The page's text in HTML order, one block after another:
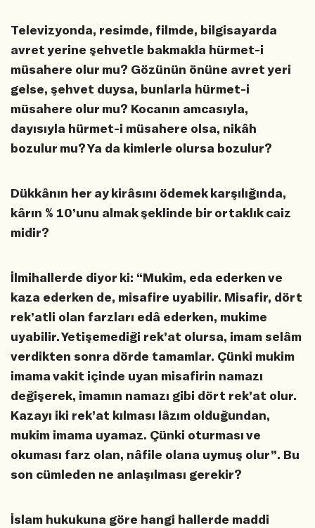
Televizyonda, resimde, filmde, bilgisayarda
avret yerine şehvetle bakmakla hürmet-i
müsahere olur mu? Gözünün önüne avret yeri
gelse, şehvet duysa, bunlarla hürmet-i
müsahere olur mu? Kocanın amcasıyla,
dayısıyla hürmet-i müsahere olsa, nikâh
bozulur mu? Ya da kimlerle olursa bozulur?
Dükkânın her ay kirâsını ödemek karşılığında,
kârın % 10’unu almak şeklinde bir ortaklık caiz
midir?
İlmihallerde diyor ki: “Mukim, eda ederken ve
kaza ederken de, misafire uyabilir. Misafir, dört
rek’atli olan farzları edâ ederken, mukime
uyabilir. Yetişemediği rek’at olursa, imam selâm
verdikten sonra dörde tamamlar. Çünki mukim
imama vakit içinde uyan misafirin namazı
değişerek, imamın namazı gibi dört rek’at olur.
Kazayı iki rek’at kılması lâzım olduğundan,
mukim imama uyamaz. Çünki oturması ve
okuması farz olan, nâfile olana uymuş olur”. Bu
son cümleden ne anlaşılması gerekir?
İslam hukukuna göre hangi hallerde maddi